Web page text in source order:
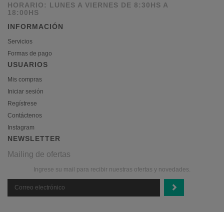
HORARIO: LUNES A VIERNES DE 8:30HS A
18:00HS
INFORMACIÓN
Servicios
Formas de pago
USUARIOS
Mis compras
Iniciar sesión
Regístrese
Contáctenos
Instagram
NEWSLETTER
Mailing de ofertas
Ingrese su mail para recibir nuestras ofertas y novedades.